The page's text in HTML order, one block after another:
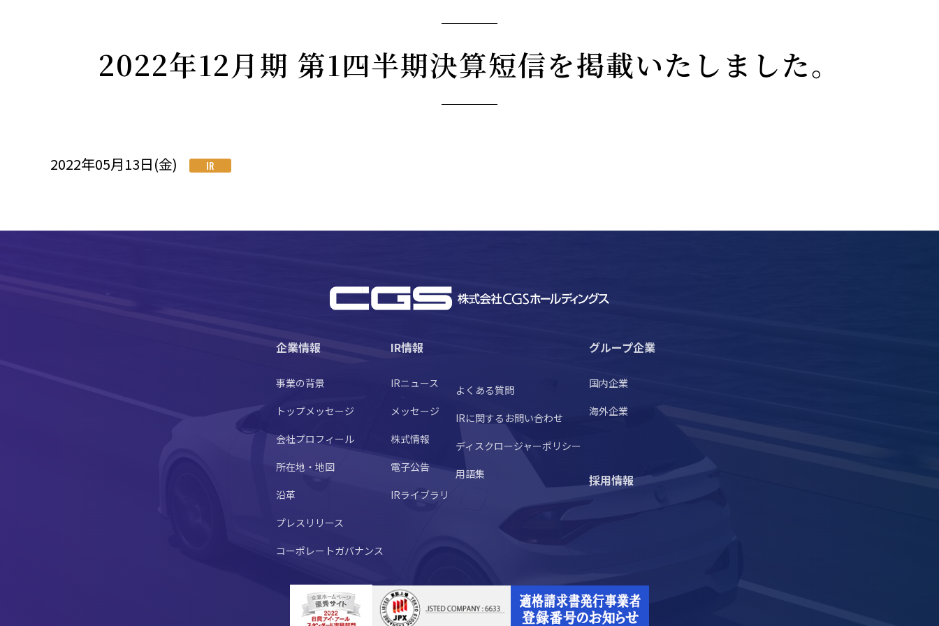
2022年12月期 第1四半期決算短信を掲載いたしました。
2022年05月13日(金) IR
企業情報
事業の背景
トップメッセージ
会社プロフィール
所在地・地図
沿革
プレスリリース
コーポレートガバナンス
IR情報
IRニュース
メッセージ
株式情報
電子公告
IRライブラリ
よくある質問
IRに関するお問い合わせ
ディスクロージャーポリシー
用語集
グループ企業
国内企業
海外企業
採用情報